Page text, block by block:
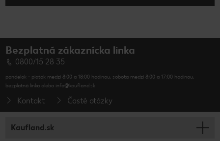
Bezplatná zákaznícka linka
0800/15 28 35
pondelok - piatok medzi 8:00 a 18:00 hodinou, sobota medzi 8:00 a 17:00 hodinou,
bezplatná linka alebo info@kaufland.sk
Kontakt Časté otázky
Kaufland.sk